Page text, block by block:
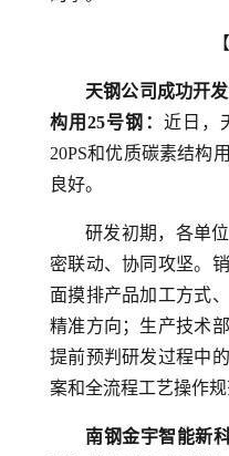
天钢公司成功开
构用25号钢： 近日，
20PS和优质碳素结构
良好。
研发初期，各单
密联动、协同攻坚。
面摸排产品加工方式
精准方向；生产技术
提前预判研发过程中
案和全流程工艺操作规
南钢金宇智能新